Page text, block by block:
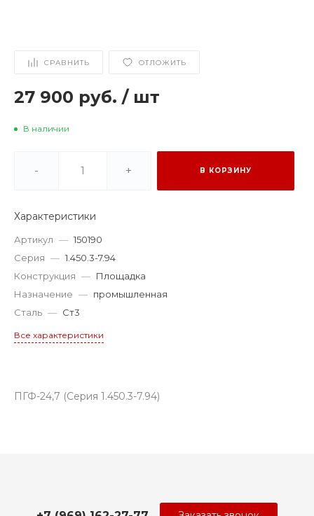
СРАВНИТЬ ОТЛОЖИТЬ
27 900 руб. / шт
В наличии
- + В КОРЗИНУ
Характеристики
Артикул — 150190
Серия — 1.450.3-7.94
Конструкция — Площадка
Назначение — промышленная
Сталь — Ст3
Все характеристики
ПГФ-24,7 (Серия 1.450.3-7.94)